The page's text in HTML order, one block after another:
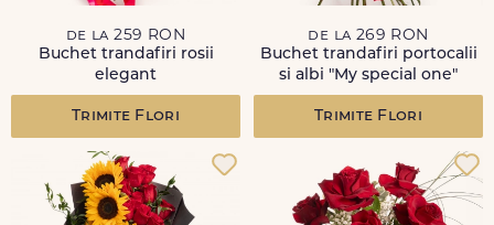
de la 259 RON
Buchet trandafiri rosii
elegant
Trimite Flori
de la 269 RON
Buchet trandafiri portocalii
si albi "My special one"
Trimite Flori